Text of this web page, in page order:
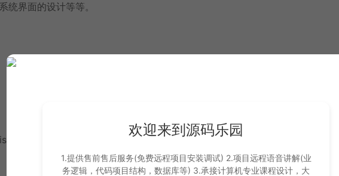
统界面的设计等等。
欢迎来到源码乐园
1.提供售前售后服务(免费远程项目安装调试) 2.项目远程语音讲解(业
务逻辑，代码项目结构，数据库等) 3.承接计算机专业课程设计，大